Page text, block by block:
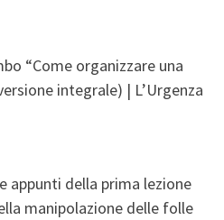
“Come organizzare una
integrale) | L’Urgenza
appunti della prima lezione
manipolazione delle folle